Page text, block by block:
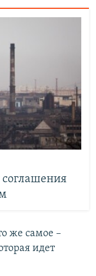
соглашения
же самое –
идет